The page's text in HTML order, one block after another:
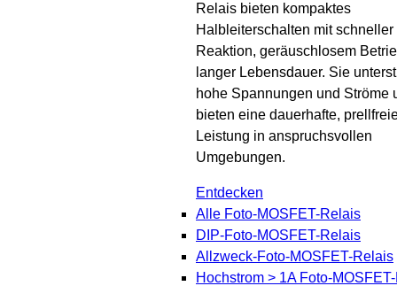
Relais bieten kompaktes
Halbleiterschalten mit schneller
Reaktion, geräuschlosem
langer Lebensdauer. Sie
hohe Spannungen und Ströme
bieten eine dauerhafte,
Leistung in anspruchsvollen
Umgebungen.
Entdecken
Alle Foto-MOSFET-Relais
DIP-Foto-MOSFET-Relais
Allzweck-Foto-MOSFET-Relais
Hochstrom > 1A Foto-